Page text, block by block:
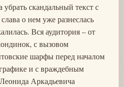
убрать скандальный текст с
о нем уже разнеслась
Вся аудитория – от
с вызовом
шарфы перед началом
и с враждебным
Аркадьевича